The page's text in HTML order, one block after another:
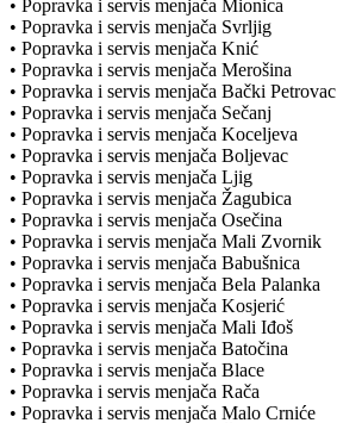
• Popravka i servis menjača Mionica
• Popravka i servis menjača Svrljig
• Popravka i servis menjača Knić
• Popravka i servis menjača Merošina
• Popravka i servis menjača Bački Petrovac
• Popravka i servis menjača Sečanj
• Popravka i servis menjača Koceljeva
• Popravka i servis menjača Boljevac
• Popravka i servis menjača Ljig
• Popravka i servis menjača Žagubica
• Popravka i servis menjača Osečina
• Popravka i servis menjača Mali Zvornik
• Popravka i servis menjača Babušnica
• Popravka i servis menjača Bela Palanka
• Popravka i servis menjača Kosjerić
• Popravka i servis menjača Mali Iđoš
• Popravka i servis menjača Batočina
• Popravka i servis menjača Blace
• Popravka i servis menjača Rača
• Popravka i servis menjača Malo Crniće